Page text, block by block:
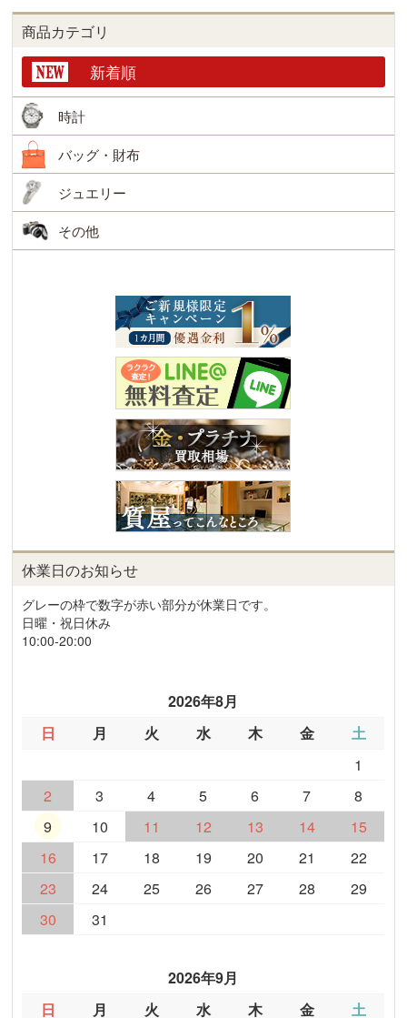
商品カテゴリ
新着順
時計
バッグ・財布
ジュエリー
その他
休業日のお知らせ
グレーの枠で数字が赤い部分が休業日です。
日曜・祝日休み
10:00-20:00
2026年8月
日
月 火 水 木 金
土
1
2
3 4 5 6 7
8
9
10 11 12 13 14
15
16
17 18 19 20 21
22
23
24 25 26 27 28
29
30
31
2026年9月
日
月 火 水 木 金 土